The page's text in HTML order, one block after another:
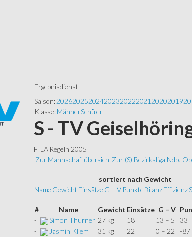
Ergebnisdienst
Saison: 202620252024202320222021 20202019
Klasse: MännerSchüler
S - TV
FILA Regeln 2005
Zur MannschaftübersichtZur (S) Bezirksliga Ndb.-
sortiert nach Gewicht
Name Gewicht Einsätze G – V Punkte Bilanz Effizienz
# Name Gewicht Einsätze G – V
-
Simon Thurner 27 kg 18 13 – 5 33
-
Jasmin Kliem 31 kg 22 0 – 22 -87